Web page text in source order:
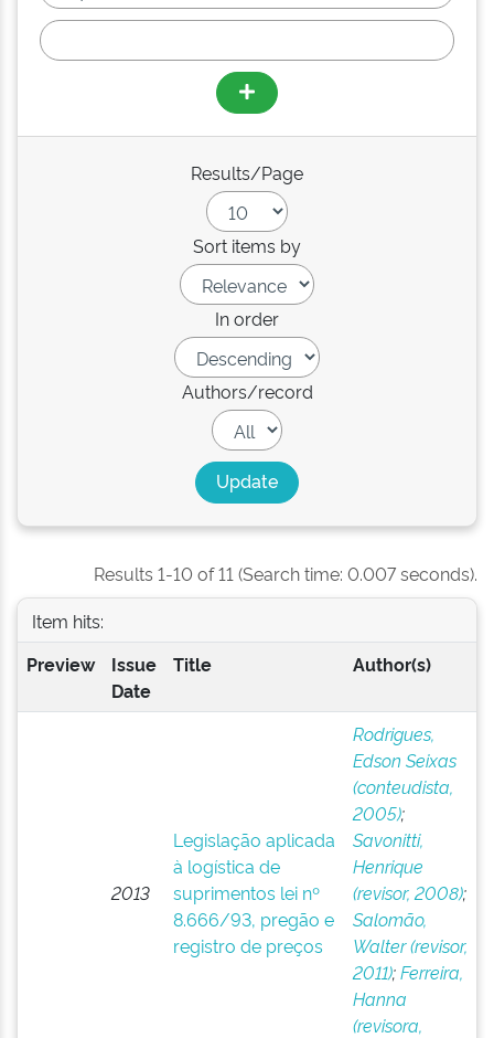
Results/Page
Sort items by
In order
Authors/record
Results 1-10 of 11 (Search time: 0.007 seconds).
Item hits:
Preview
Issue
Date
Title Author(s)
2013
Legislação aplicada
à logística de
suprimentos lei nº
8.666/93, pregão e
registro de preços
Rodrigues,
Edson Seixas
(conteudista,
2005);
Savonitti,
Henrique
(revisor, 2008);
Salomão,
Walter (revisor,
2011);Ferreira,
Hanna
(revisora,